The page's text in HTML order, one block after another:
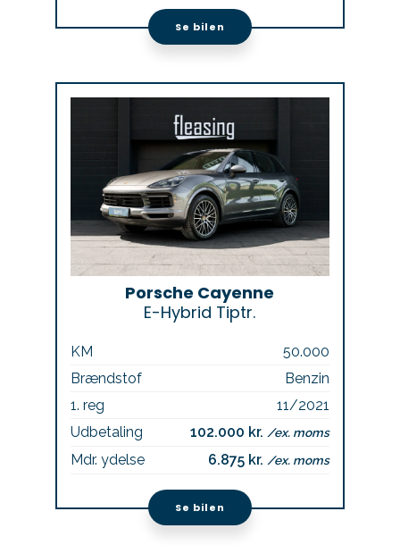
Se bilen
Porsche Cayenne
E-Hybrid Tiptr.
KM
50.000
Brændstof
Benzin
1. reg
11/2021
Udbetaling
102.000 kr./ex. moms
Mdr. ydelse 6.875 kr./ex. moms
Se bilen